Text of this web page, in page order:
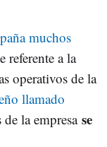
muchos
referente a la
operativos de la
llamado
la empresa se